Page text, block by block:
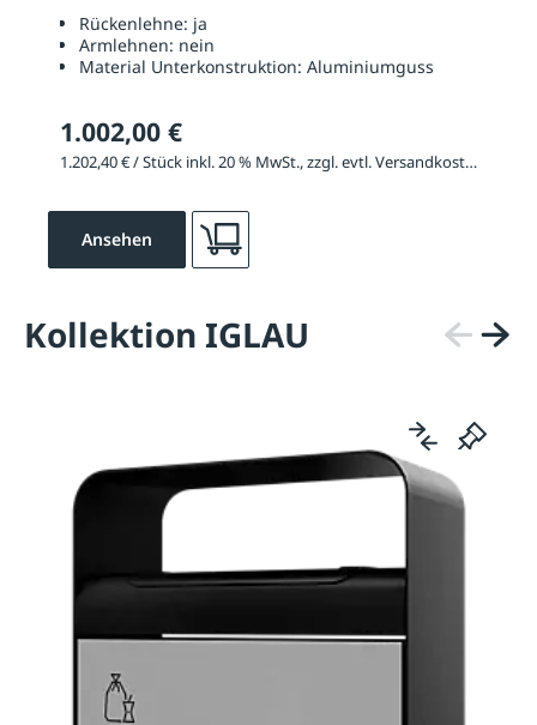
Rückenlehne: ja
Armlehnen: nein
Material Unterkonstruktion: Aluminiumguss
1.002,00 €
1.202,40 € / Stück inkl. 20 % MwSt., zzgl. evtl. Versandkosten
Ansehen
Kollektion IGLAU